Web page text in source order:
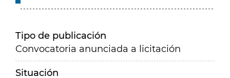
Tipo de publicación
Convocatoria anunciada a licitación
Situación